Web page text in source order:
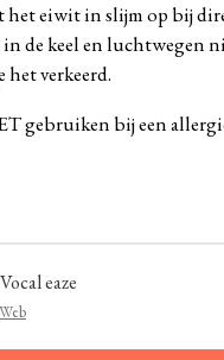
het eiwit in slijm op bij
de keel en luchtwegen
het verkeerd.
gebruiken bij een
eaze